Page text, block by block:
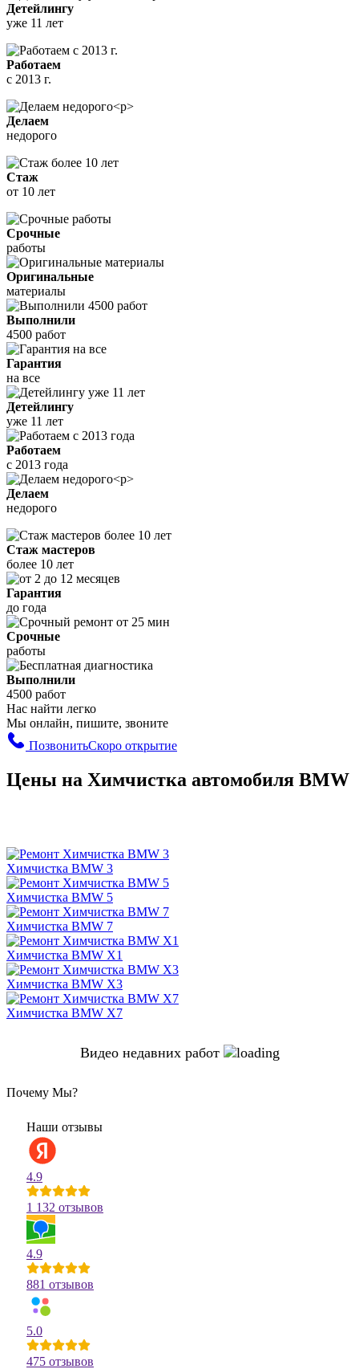
Детейлингу
уже 11 лет
Работаем
с 2013 г.
Делаем
недорого
Стаж
от 10 лет
Срочные
работы
Оригинальные
материалы
Выполнили
4500 работ
Гарантия
на все
Детейлингу
уже 11 лет
Работаем
с 2013 года
Делаем
недорого
Стаж мастеров
более 10 лет
Гарантия
до года
Срочные
работы
Выполнили
4500 работ
Нас найти легко
Мы онлайн, пишите, звоните
ПозвонитьСкоро открытие
Цены на Химчистка автомобиля BMW
Химчистка BMW 3
Химчистка BMW 5
Химчистка BMW 7
Химчистка BMW X1
Химчистка BMW X3
Химчистка BMW X7
Видео недавних работ
Почему Мы?
Наши отзывы
4.9
1 132 отзывов
4.9
881 отзывов
5.0
475 отзывов